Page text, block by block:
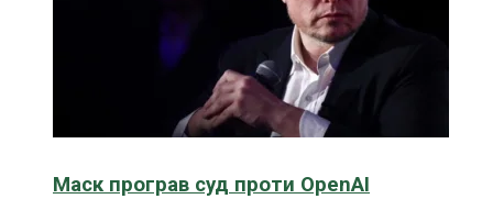
Маск програв суд проти OpenAI